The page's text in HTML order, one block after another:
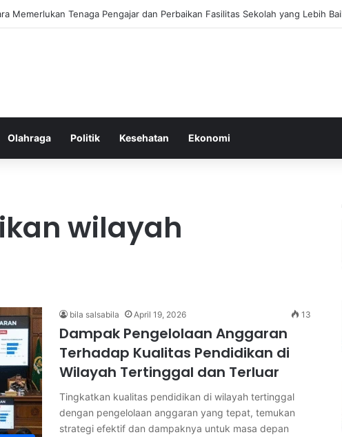
Kebiasaan Positif untuk Mempercepat Proses Pemulihan Mental Anda
Olahraga Politik Kesehatan Ekonomi
wilayah
bila salsabila April 19, 2026 13
Dampak Pengelolaan Anggaran
Terhadap Kualitas Pendidikan di
Wilayah Tertinggal dan Terluar
Tingkatkan kualitas pendidikan di wilayah tertinggal
dengan pengelolaan anggaran yang tepat, temukan
strategi efektif dan dampaknya untuk masa depan